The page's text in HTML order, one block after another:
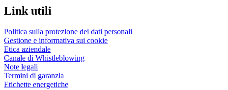
Link utili
Politica sulla protezione dei dati personali
Gestione e informativa sui cookie
Etica aziendale
Canale di Whistleblowing
Note legali
Termini di garanzia
Etichette energetiche